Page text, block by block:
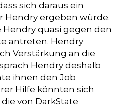
sich daraus ein
Hendry ergeben würde.
quasi gegen den
antreten. Hendry
Verstärkung an die
Hendry deshalb
ihnen den Job
Hilfe könnten sich
von DarkState